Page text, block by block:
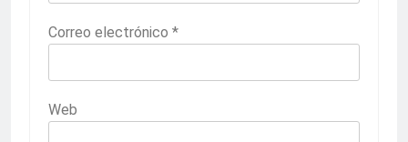
Correo electrónico *
Web